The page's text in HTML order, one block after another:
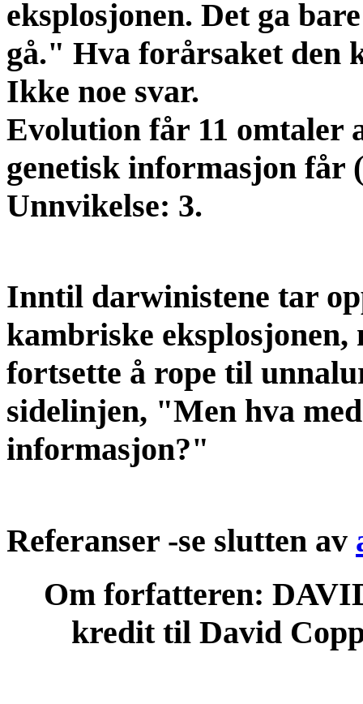
eksplosjonen. Det ga
gå." Hva forårsaket den
Ikke noe svar.
Evolution får 11 omtaler
genetisk informasjon får
Unnvikelse: 3.
Inntil darwinistene tar
kambriske
fortsette å rope til
sidelinjen, "Men hva
informasjon?"
Referanser -se slutten av
Om forfatteren:
kredit til David